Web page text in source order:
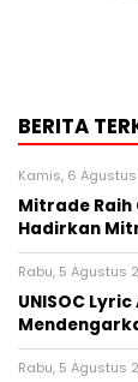
BERITA
Kamis, 6
Mitrade Raih
Hadirkan
Rabu, 5 Agustus
UNISOC
Rabu, 5 Agustus